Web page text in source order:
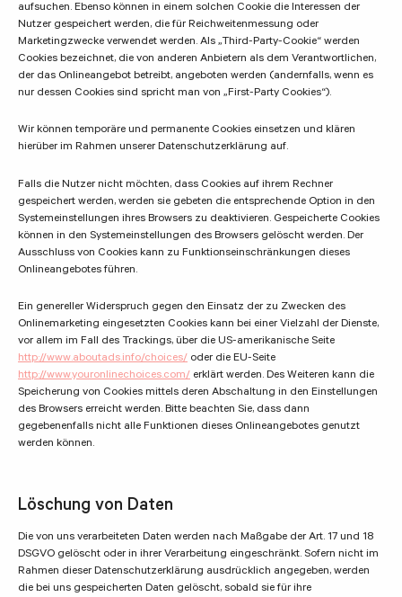
aufsuchen. Ebenso können in einem solchen Cookie die Interessen der
Nutzer gespeichert werden, die für Reichweitenmessung oder
Marketingzwecke verwendet werden. Als „Third-Party-Cookie“ werden
Cookies bezeichnet, die von anderen Anbietern als dem Verantwortlichen,
der das Onlineangebot betreibt, angeboten werden (andernfalls, wenn es
nur dessen Cookies sind spricht man von „First-Party Cookies“).
Wir können temporäre und permanente Cookies einsetzen und klären
hierüber im Rahmen unserer Datenschutzerklärung auf.
Falls die Nutzer nicht möchten, dass Cookies auf ihrem Rechner
gespeichert werden, werden sie gebeten die entsprechende Option in den
Systemeinstellungen ihres Browsers zu deaktivieren. Gespeicherte Cookies
können in den Systemeinstellungen des Browsers gelöscht werden. Der
Ausschluss von Cookies kann zu Funktionseinschränkungen dieses
Onlineangebotes führen.
Ein genereller Widerspruch gegen den Einsatz der zu Zwecken des
Onlinemarketing eingesetzten Cookies kann bei einer Vielzahl der Dienste,
vor allem im Fall des Trackings, über die US-amerikanische Seite
http://www.aboutads.info/choices/ oder die EU-Seite
http://www.youronlinechoices.com/ erklärt werden. Des Weiteren kann die
Speicherung von Cookies mittels deren Abschaltung in den Einstellungen
des Browsers erreicht werden. Bitte beachten Sie, dass dann
gegebenenfalls nicht alle Funktionen dieses Onlineangebotes genutzt
werden können.
Löschung von Daten
Die von uns verarbeiteten Daten werden nach Maßgabe der Art. 17 und 18
DSGVO gelöscht oder in ihrer Verarbeitung eingeschränkt. Sofern nicht im
Rahmen dieser Datenschutzerklärung ausdrücklich angegeben, werden
die bei uns gespeicherten Daten gelöscht, sobald sie für ihre